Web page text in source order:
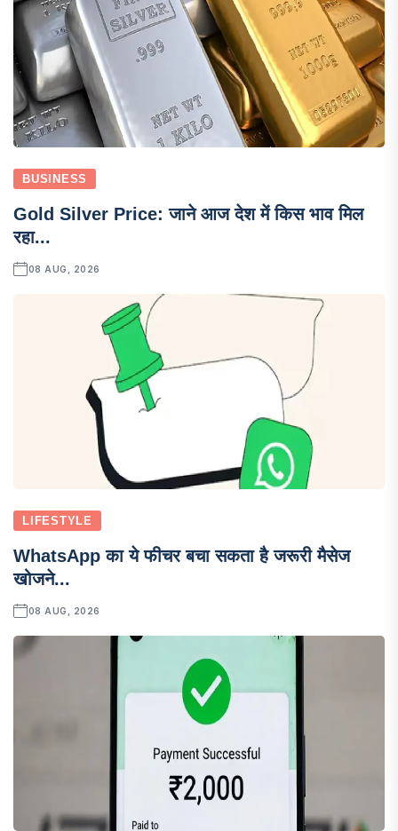
BUSINESS
Gold Silver Price: जाने आज देश में किस भाव मिल
रहा...
08 AUG, 2026
LIFESTYLE
WhatsApp का ये फीचर बचा सकता है जरूरी मैसेज
खोजने...
08 AUG, 2026